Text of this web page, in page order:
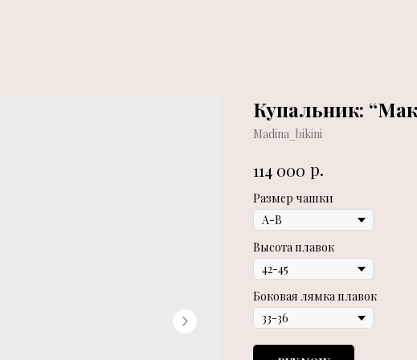
Купальник:
Madina_bikini
114 000 р.
Размер чашки
Высота плавок
Боковая лямка плавок